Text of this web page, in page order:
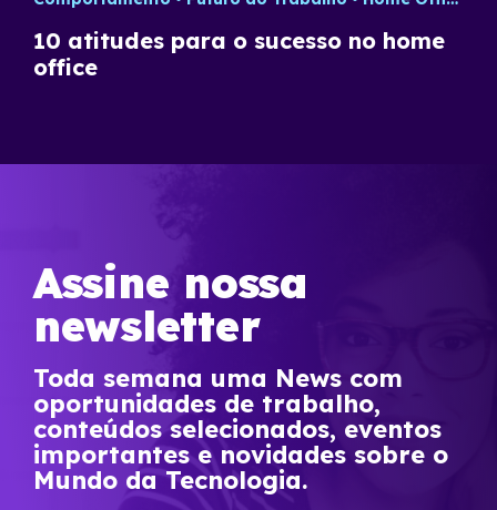
10 atitudes para o sucesso no home
office
Assine nossa
newsletter
Toda semana uma News com
oportunidades de trabalho,
conteúdos selecionados, eventos
importantes e novidades sobre o
Mundo da Tecnologia.